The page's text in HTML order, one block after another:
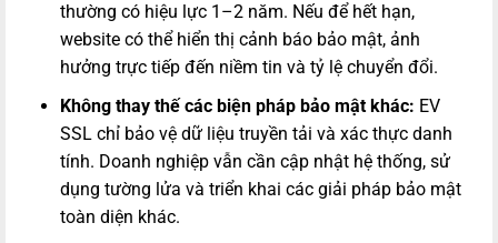
thường có hiệu lực 1–2 năm. Nếu để hết hạn,
website có thể hiển thị cảnh báo bảo mật, ảnh
hưởng trực tiếp đến niềm tin và tỷ lệ chuyển đổi.
Không thay thế các biện pháp bảo mật khác: EV
SSL chỉ bảo vệ dữ liệu truyền tải và xác thực danh
tính. Doanh nghiệp vẫn cần cập nhật hệ thống, sử
dụng tường lửa và triển khai các giải pháp bảo mật
toàn diện khác.